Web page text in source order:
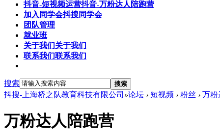
抖音-短视频运营抖音-万粉达人陪跑营
加入同学会抖搜同学会
团队管理
就业班
关于我们关于我们
联系我们联系我们
搜索 搜索
抖搜-上海桥之队教育科技有限公司 »论坛 › 短视频 › 粉丝 › 万粉
万粉达人陪跑营